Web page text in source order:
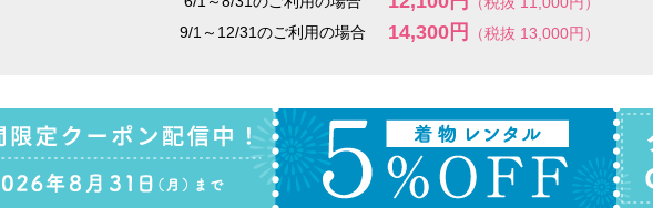
9/1～12/31のご利用の場合
14,300円 （税抜 13,000円）